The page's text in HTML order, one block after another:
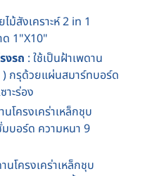
ไม้สังเคราะห์ 2 in 1
ด 1"X10"
งรถ : ใช้เป็นฝ้าเพดาน
) กรุด้วยแผ่นสมาร์ทบอร์ด
ะร่อง
นโครงเคร่าเหล็กชุบ
บอร์ด ความหนา 9
นโครงเคร่าเหล็กชุบ